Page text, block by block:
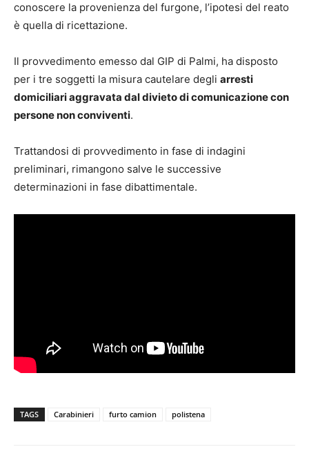
conoscere la provenienza del furgone, l’ipotesi del reato
è quella di ricettazione.
Il provvedimento emesso dal GIP di Palmi, ha disposto
per i tre soggetti la misura cautelare degli arresti
domiciliari aggravata dal divieto di comunicazione con
persone non conviventi.
Trattandosi di provvedimento in fase di indagini
preliminari, rimangono salve le successive
determinazioni in fase dibattimentale.
TAGS Carabinieri furto camion polistena